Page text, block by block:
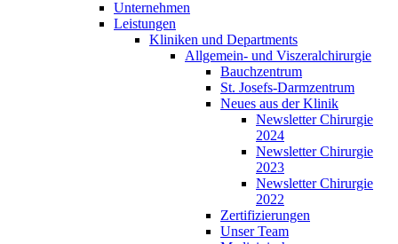
Unternehmen
Leistungen
Kliniken und Departments
Allgemein- und Viszeralchirurgie
Bauchzentrum
St. Josefs-Darmzentrum
Neues aus der Klinik
Newsletter Chirurgie
2024
Newsletter Chirurgie
2023
Newsletter Chirurgie
2022
Zertifizierungen
Unser Team